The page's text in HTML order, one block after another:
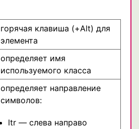
горячая клавиша (+Alt) для
элемента
определяет имя
используемого класса
определяет направление
символов:
ltr — слева направо